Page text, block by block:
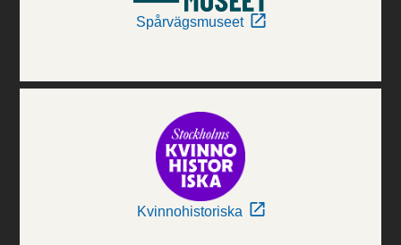
Spårvägsmuseet
Kvinnohistoriska